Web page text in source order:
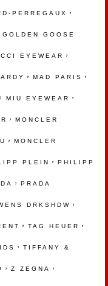
PERREGAUX，
GOOSE
EYEWEAR，
，MAD PARIS，
MIU EYEWEAR，
，MONCLER
，MONCLER
PLEIN，PHILIPP
，PRADA
DRKSHDW，
，TAG HEUER，
，TIFFANY &
Z ZEGNA，